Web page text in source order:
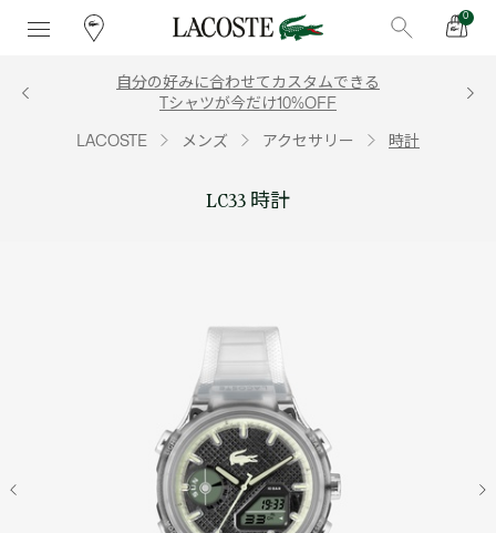
0
自分の好みに合わせてカスタムできる
Tシャツが今だけ10%OFF
LACOSTE メンズ アクセサリー 時計
LC33 時計